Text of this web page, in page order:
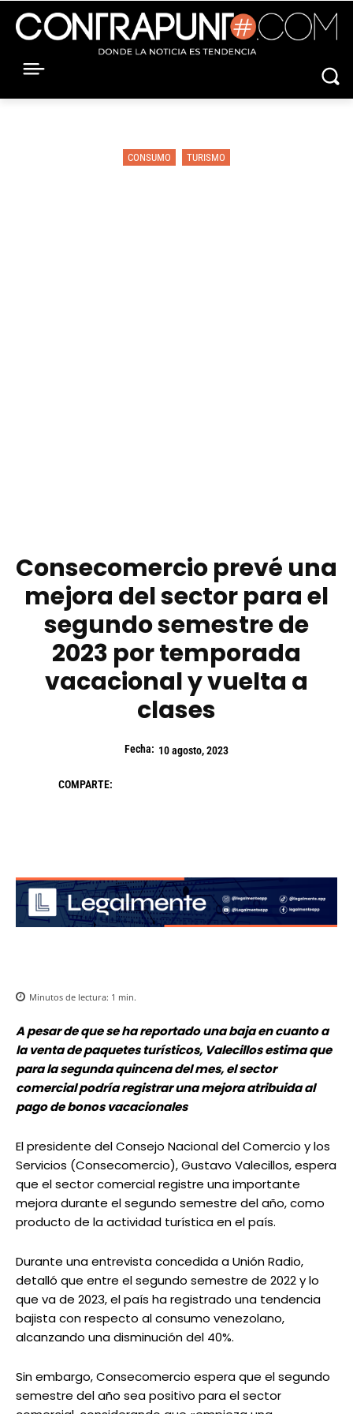
CONSUMO TURISMO
Consecomercio prevé una
mejora del sector para el
segundo semestre de
2023 por temporada
vacacional y vuelta a
clases
Fecha: 10 agosto, 2023
COMPARTE:
Minutos de lectura: 1 min.
A pesar de que se ha reportado una baja en cuanto a
la venta de paquetes turísticos, Valecillos estima que
para la segunda quincena del mes, el sector
comercial podría registrar una mejora atribuida al
pago de bonos vacacionales
El presidente del Consejo Nacional del Comercio y los
Servicios (Consecomercio), Gustavo Valecillos, espera
que el sector comercial registre una importante
mejora durante el segundo semestre del año, como
producto de la actividad turística en el país.
Durante una entrevista concedida a Unión Radio,
detalló que entre el segundo semestre de 2022 y lo
que va de 2023, el país ha registrado una tendencia
bajista con respecto al consumo venezolano,
alcanzando una disminución del 40%.
Sin embargo, Consecomercio espera que el segundo
semestre del año sea positivo para el sector